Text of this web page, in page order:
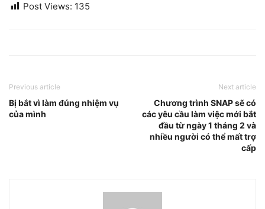
Post Views: 135
Previous article
Bị bắt vì làm đúng nhiệm vụ
của mình
Next article
Chương trình SNAP sẽ có
các yêu cầu làm việc mới bắt
đầu từ ngày 1 tháng 2 và
nhiều người có thể mất trợ
cấp